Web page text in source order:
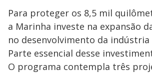
Para proteger os 8,5 mil
a Marinha investe na expansão
no desenvolvimento da indústria
Parte essencial desse
O programa contempla três